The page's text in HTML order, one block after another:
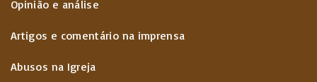
s
c
o
a
g
e
Opinião e análise
Artigos e comentário na imprensa
Abusos na Igreja